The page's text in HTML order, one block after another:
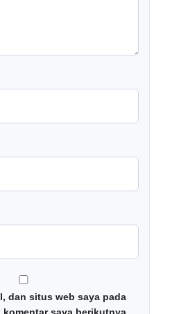
dan situs web saya pada
saya berikutnya.